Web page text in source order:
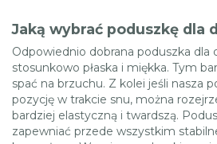
Jaką wybrać poduszkę dla
Odpowiednio dobrana poduszka dla
stosunkowo płaska i miękka. Tym
spać na brzuchu. Z kolei jeśli nasza
pozycję w trakcie snu, można
bardziej elastyczną i twardszą.
zapewniać przede wszystkim